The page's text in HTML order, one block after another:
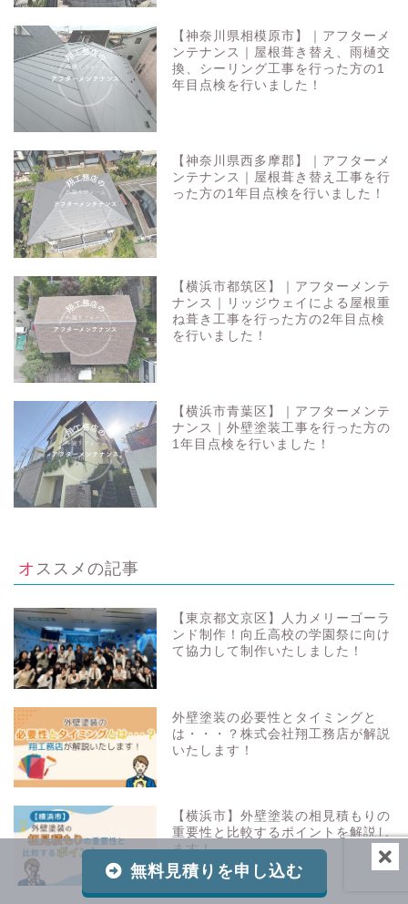
【神奈川県相模原市】｜アフターメ
ンテナンス｜屋根葺き替え、雨樋交
換、シーリング工事を行った方の1
年目点検を行いました！
【神奈川県西多摩郡】｜アフターメ
ンテナンス｜屋根葺き替え工事を行
った方の1年目点検を行いました！
【横浜市都筑区】｜アフターメンテ
ナンス｜リッジウェイによる屋根重
ね葺き工事を行った方の2年目点検
を行いました！
【横浜市青葉区】｜アフターメンテ
ナンス｜外壁塗装工事を行った方の
1年目点検を行いました！
オススメの記事
【東京都文京区】人力メリーゴーラ
ンド制作！向丘高校の学園祭に向け
て協力して制作いたしました！
外壁塗装の必要性とタイミングと
は・・・？株式会社翔工務店が解説
いたします！
【横浜市】外壁塗装の相見積もりの
重要性と比較するポイントを解説し
ます！
無料見積りを申し込む